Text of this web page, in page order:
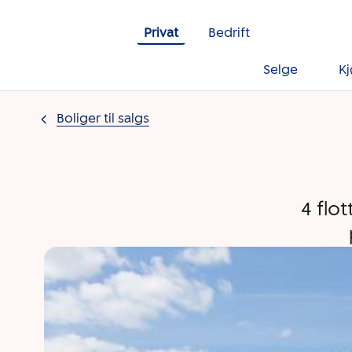
Privat
Bedrift
Selge
Boliger til salgs
4